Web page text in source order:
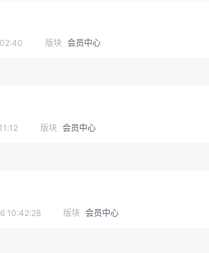
版块 会员中心
版块 会员中心
10:42:28 版块 会员中心